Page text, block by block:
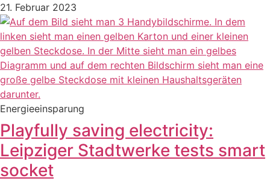
21. Februar 2023
Energieeinsparung
Playfully saving electricity:
Leipziger Stadtwerke tests smart
socket